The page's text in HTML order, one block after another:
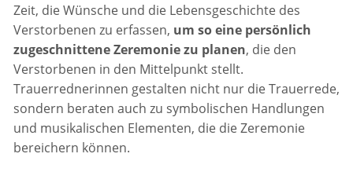
Zeit, die Wünsche und die Lebensgeschichte des
Verstorbenen zu erfassen, um so eine persönlich
zugeschnittene Zeremonie zu planen, die den
Verstorbenen in den Mittelpunkt stellt.
Trauerrednerinnen gestalten nicht nur die Trauerrede,
sondern beraten auch zu symbolischen Handlungen
und musikalischen Elementen, die die Zeremonie
bereichern können.